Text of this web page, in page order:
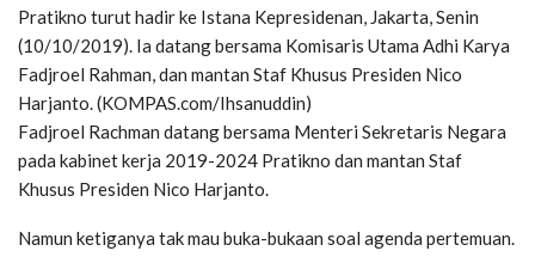
Pratikno turut hadir ke Istana Kepresidenan, Jakarta, Senin
(10/10/2019). Ia datang bersama Komisaris Utama Adhi Karya
Fadjroel Rahman, dan mantan Staf Khusus Presiden Nico
Harjanto. (KOMPAS.com/Ihsanuddin)
Fadjroel Rachman datang bersama Menteri Sekretaris Negara
pada kabinet kerja 2019-2024 Pratikno dan mantan Staf
Khusus Presiden Nico Harjanto.
Namun ketiganya tak mau buka-bukaan soal agenda pertemuan.